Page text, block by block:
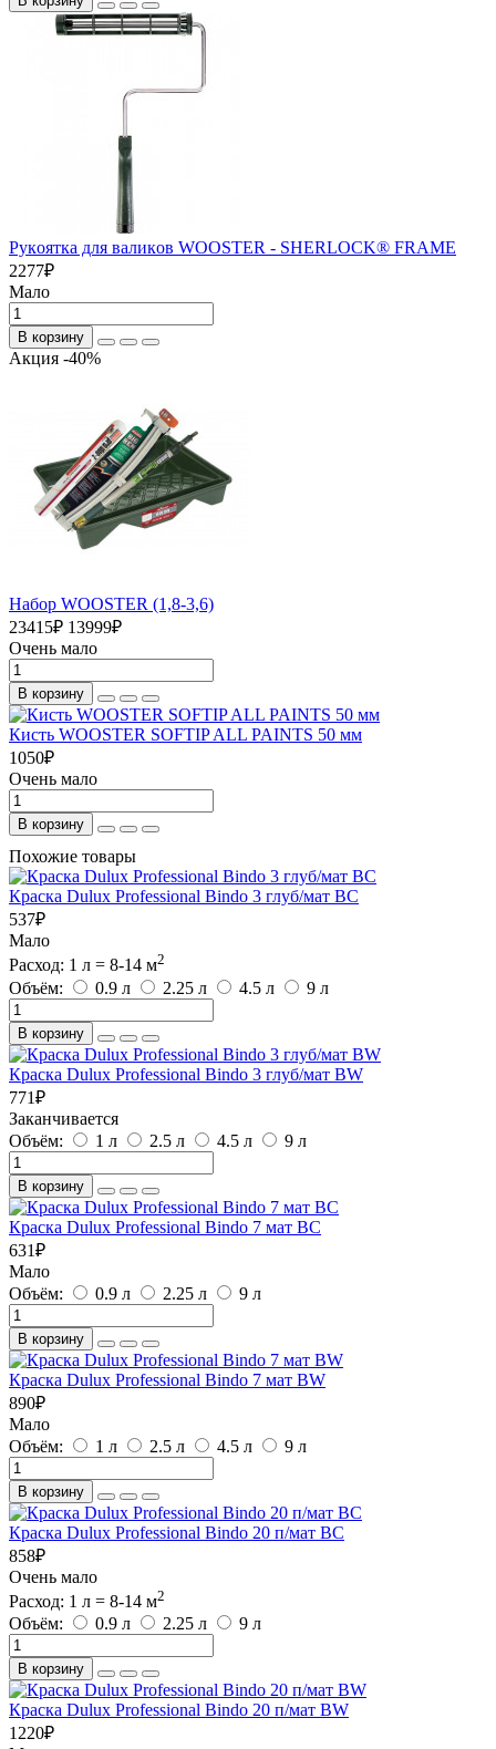
Рукoятка для вaликoв WOOSTER - SHERLOCK® FRAME
2277₽
Мало
В корзину
Акция -40%
Набор WOOSTER (1,8-3,6)
23415₽ 13999₽
Очень мало
В корзину
Кисть WOOSTER SOFTIP ALL PAINTS 50 мм
1050₽
Очень мало
В корзину
Похожие товары
Краска Dulux Professional Bindo 3 глуб/мат BC
537₽
Мало
Расход: 1 л = 8-14 м2
Объём: 0.9 л 2.25 л 4.5 л 9 л
В корзину
Краска Dulux Professional Bindo 3 глуб/мат BW
771₽
Заканчивается
Объём:
1 л 2.5 л 4.5 л 9 л
В корзину
Краска Dulux Professional Bindo 7 мат BC
631₽
Мало
Объём:
0.9 л 2.25 л 9 л
В корзину
Краска Dulux Professional Bindo 7 мат BW
890₽
Мало
Объём:
1 л 2.5 л 4.5 л 9 л
В корзину
Краска Dulux Professional Bindo 20 п/мат BC
858₽
Очень мало
Расход: 1 л = 8-14 м2
Объём: 0.9 л 2.25 л 9 л
В корзину
Краска Dulux Professional Bindo 20 п/мат BW
1220₽